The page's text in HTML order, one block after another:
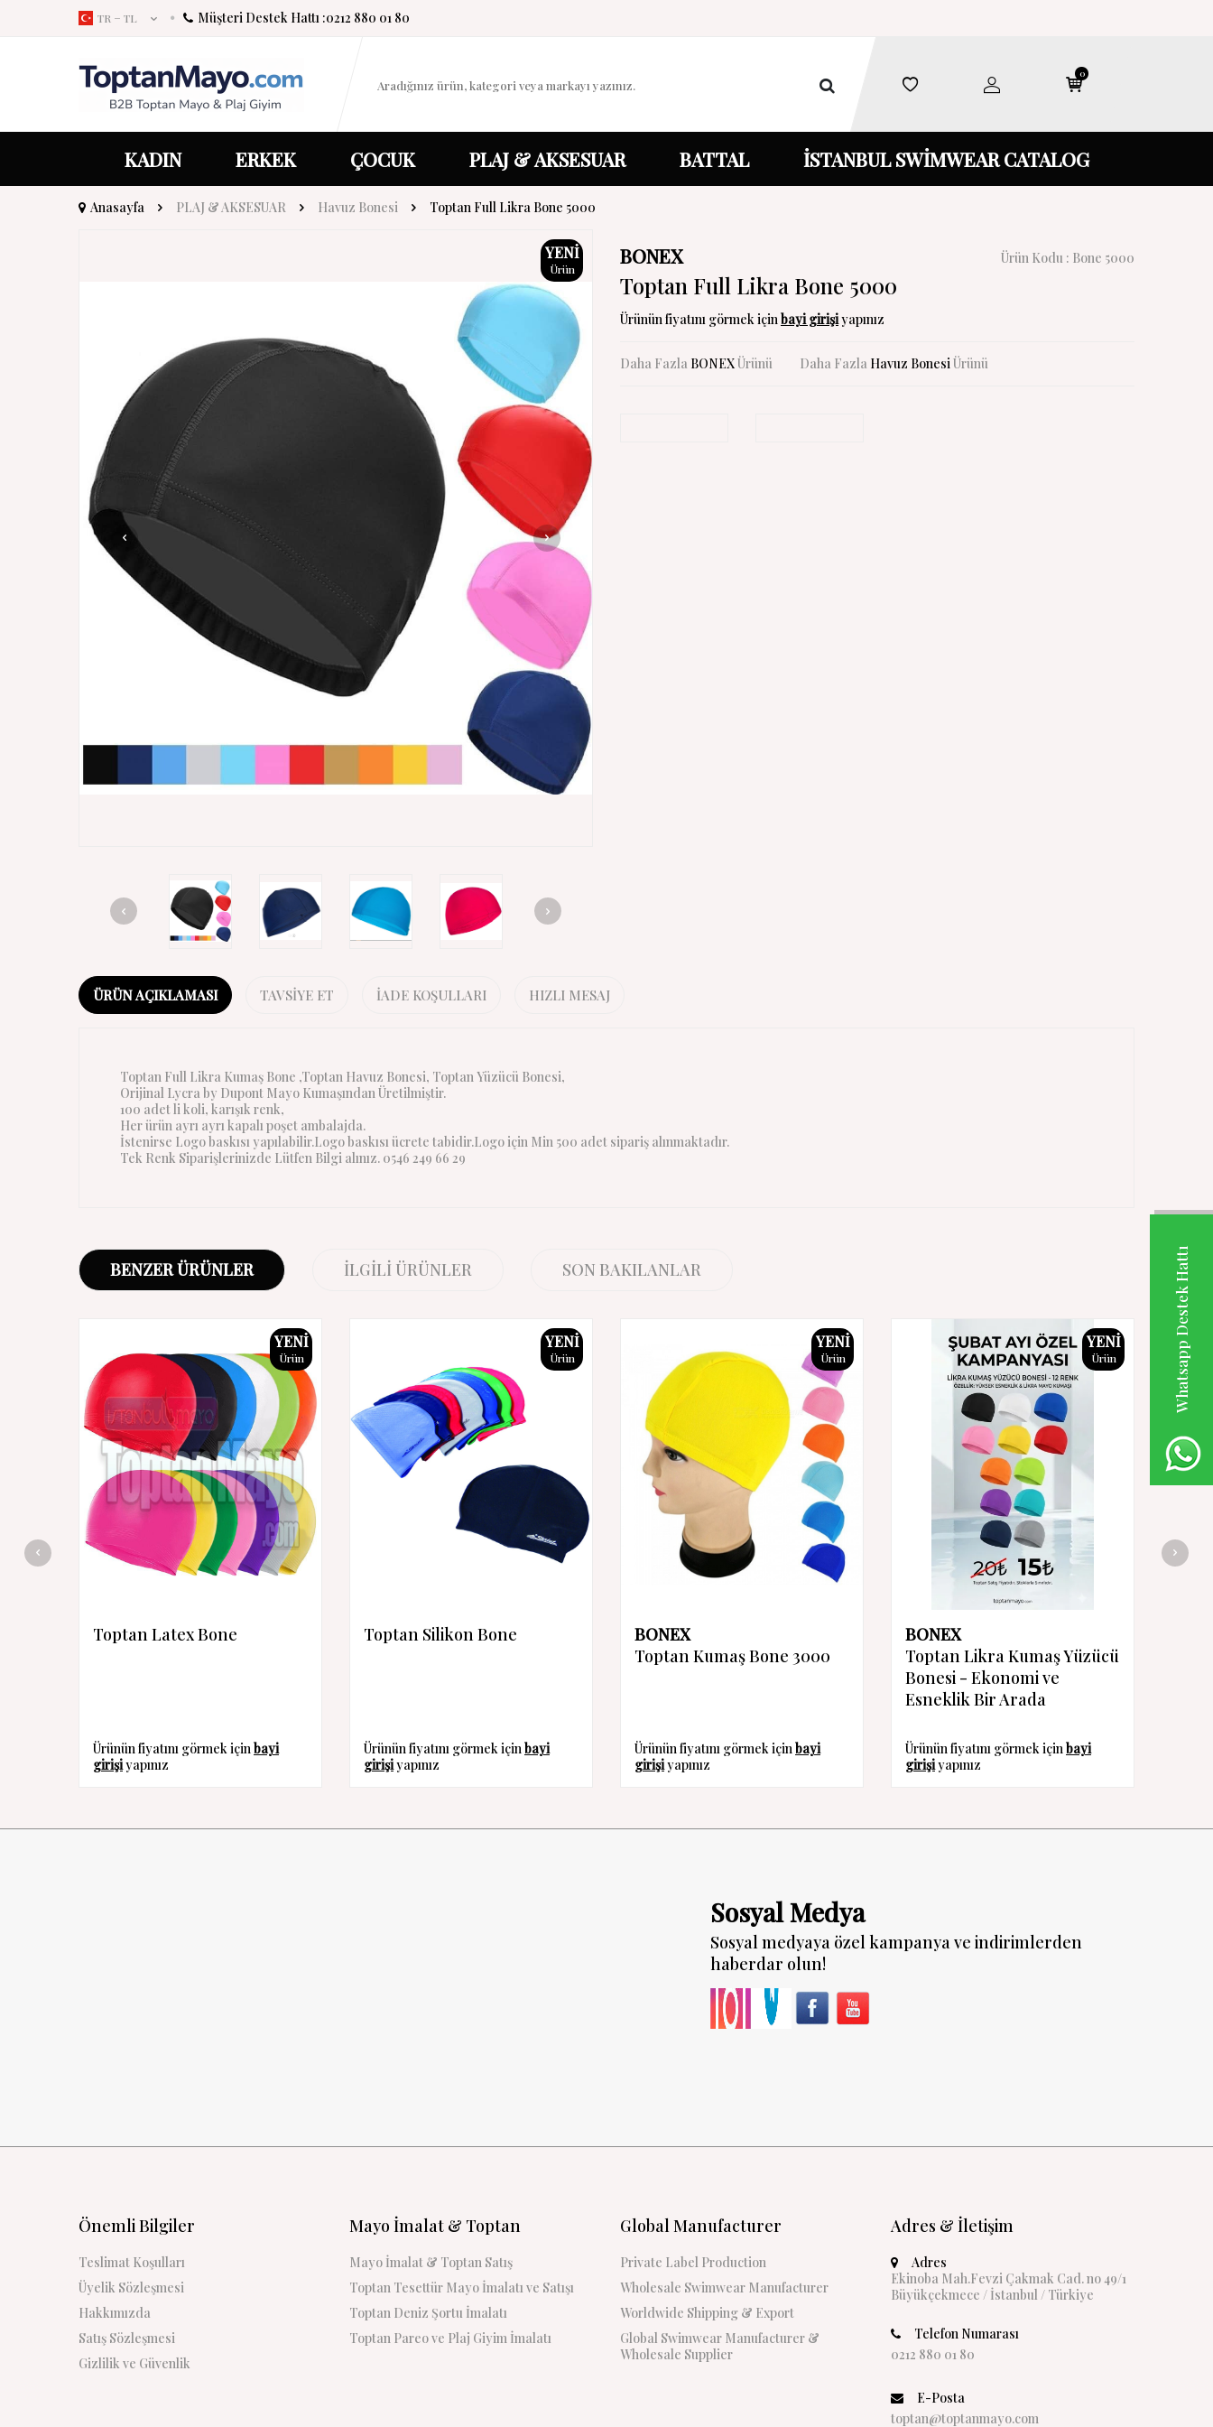
Whatsapp Destek Hattı
TR − TL Müşteri Destek Hattı :0212 880 01 80
0
KADIN ERKEK ÇOCUK PLAJ & AKSESUAR BATTAL İSTANBUL SWİMWEAR CATALOG
Anasayfa PLAJ & AKSESUAR Havuz Bonesi Toptan Full Likra Bone 5000
YENI
Ürün
BONEX Ürün Kodu : Bone 5000
Toptan Full Likra Bone 5000
Ürünün fiyatını görmek içinbayi girişiyapınız
Daha Fazla BONEXÜrünü Daha Fazla Havuz BonesiÜrünü
ÜRÜN AÇIKLAMASI TAVSIYE ET İADE KOŞULLARI HIZLI MESAJ
Toptan Full Likra Kumaş Bone ,Toptan Havuz Bonesi, Toptan Yüzücü Bonesi,
Orijinal Lycra by Dupont Mayo Kumaşından Üretilmiştir.
100 adet li koli, karışık renk,
Her ürün ayrı ayrı kapalı poşet ambalajda.
İstenirse Logo baskısı yapılabilir.Logo baskısı ücrete tabidir.Logo için Min 500 adet sipariş alınmaktadır.
Tek Renk Siparişlerinizde Lütfen Bilgi alınız. 0546 249 66 29
BENZER ÜRÜNLER İLGILI ÜRÜNLER SON BAKILANLAR
YENI
Ürün
Toptan Latex Bone
Ürünün fiyatını görmek için bayi
girişiyapınız
YENI
Ürün
Toptan Silikon Bone
Ürünün fiyatını görmek için bayi
girişiyapınız
YENI
Ürün
BONEX
Toptan Kumaş Bone 3000
Ürünün fiyatını görmek için bayi
girişiyapınız
YENI
Ürün
BONEX
Toptan Likra Kumaş Yüzücü
Bonesi - Ekonomi ve
Esneklik Bir Arada
Ürünün fiyatını görmek için bayi
girişiyapınız
Sosyal Medya
Sosyal medyaya özel kampanya ve indirimlerden
haberdar olun!
Önemli Bilgiler
Teslimat Koşulları
Üyelik Sözleşmesi
Hakkımızda
Satış Sözleşmesi
Gizlilik ve Güvenlik
Mayo İmalat & Toptan
Mayo İmalat & Toptan Satış
Toptan Tesettür Mayo İmalatı ve Satışı
Toptan Deniz Şortu İmalatı
Toptan Pareo ve Plaj Giyim İmalatı
Global Manufacturer
Private Label Production
Wholesale Swimwear Manufacturer
Worldwide Shipping & Export
Global Swimwear Manufacturer &
Wholesale Supplier
Adres & İletişim
Adres
Ekinoba Mah.Fevzi Çakmak Cad. no 49/1
Büyükçekmece / İstanbul / Türkiye
Telefon Numarası
0212 880 01 80
E-Posta
toptan@toptanmayo.com